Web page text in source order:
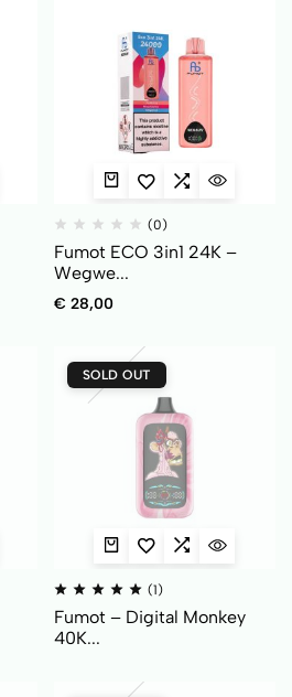
(0)
Fumot ECO 3in1 24K –
Wegwe...
€ 28,00
SOLD OUT
(1)
Fumot – Digital Monkey
40K...